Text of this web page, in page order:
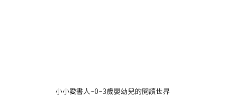
小小愛書人~0~3歲嬰幼兒的閱讀世界